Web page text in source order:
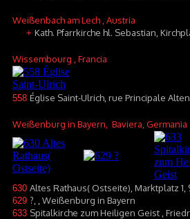
Weißenbach am Lech , Austria
+ Kath. Pfarrkirche hl. Sebastian,
Wissembourg , Francia
558 Église Saint-Ulrich, rue Principale
Weißenburg in Bayern , Baviera, Germania
630 Altes Rathaus( Ostseite), Marktplatz
629 ?, , Weißenburg in Bayern
633 Spitalkirche zum Heiligen Geist ,